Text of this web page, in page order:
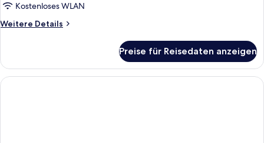
Kostenloses WLAN
Weitere Details
Weitere
Preise für Reisedaten anzeigen